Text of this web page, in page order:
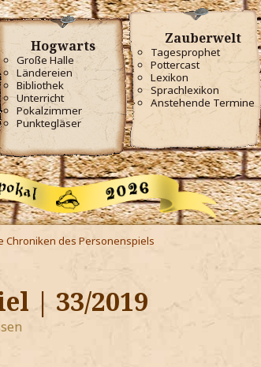
Hogwarts
Große Halle
Ländereien
Bibliothek
Unterricht
Pokalzimmer
Punktegläser
Zauberwelt
Tagesprophet
Pottercast
Lexikon
Sprachlexikon
Anstehende Termine
Chroniken des Personenspiels
| 33/2019